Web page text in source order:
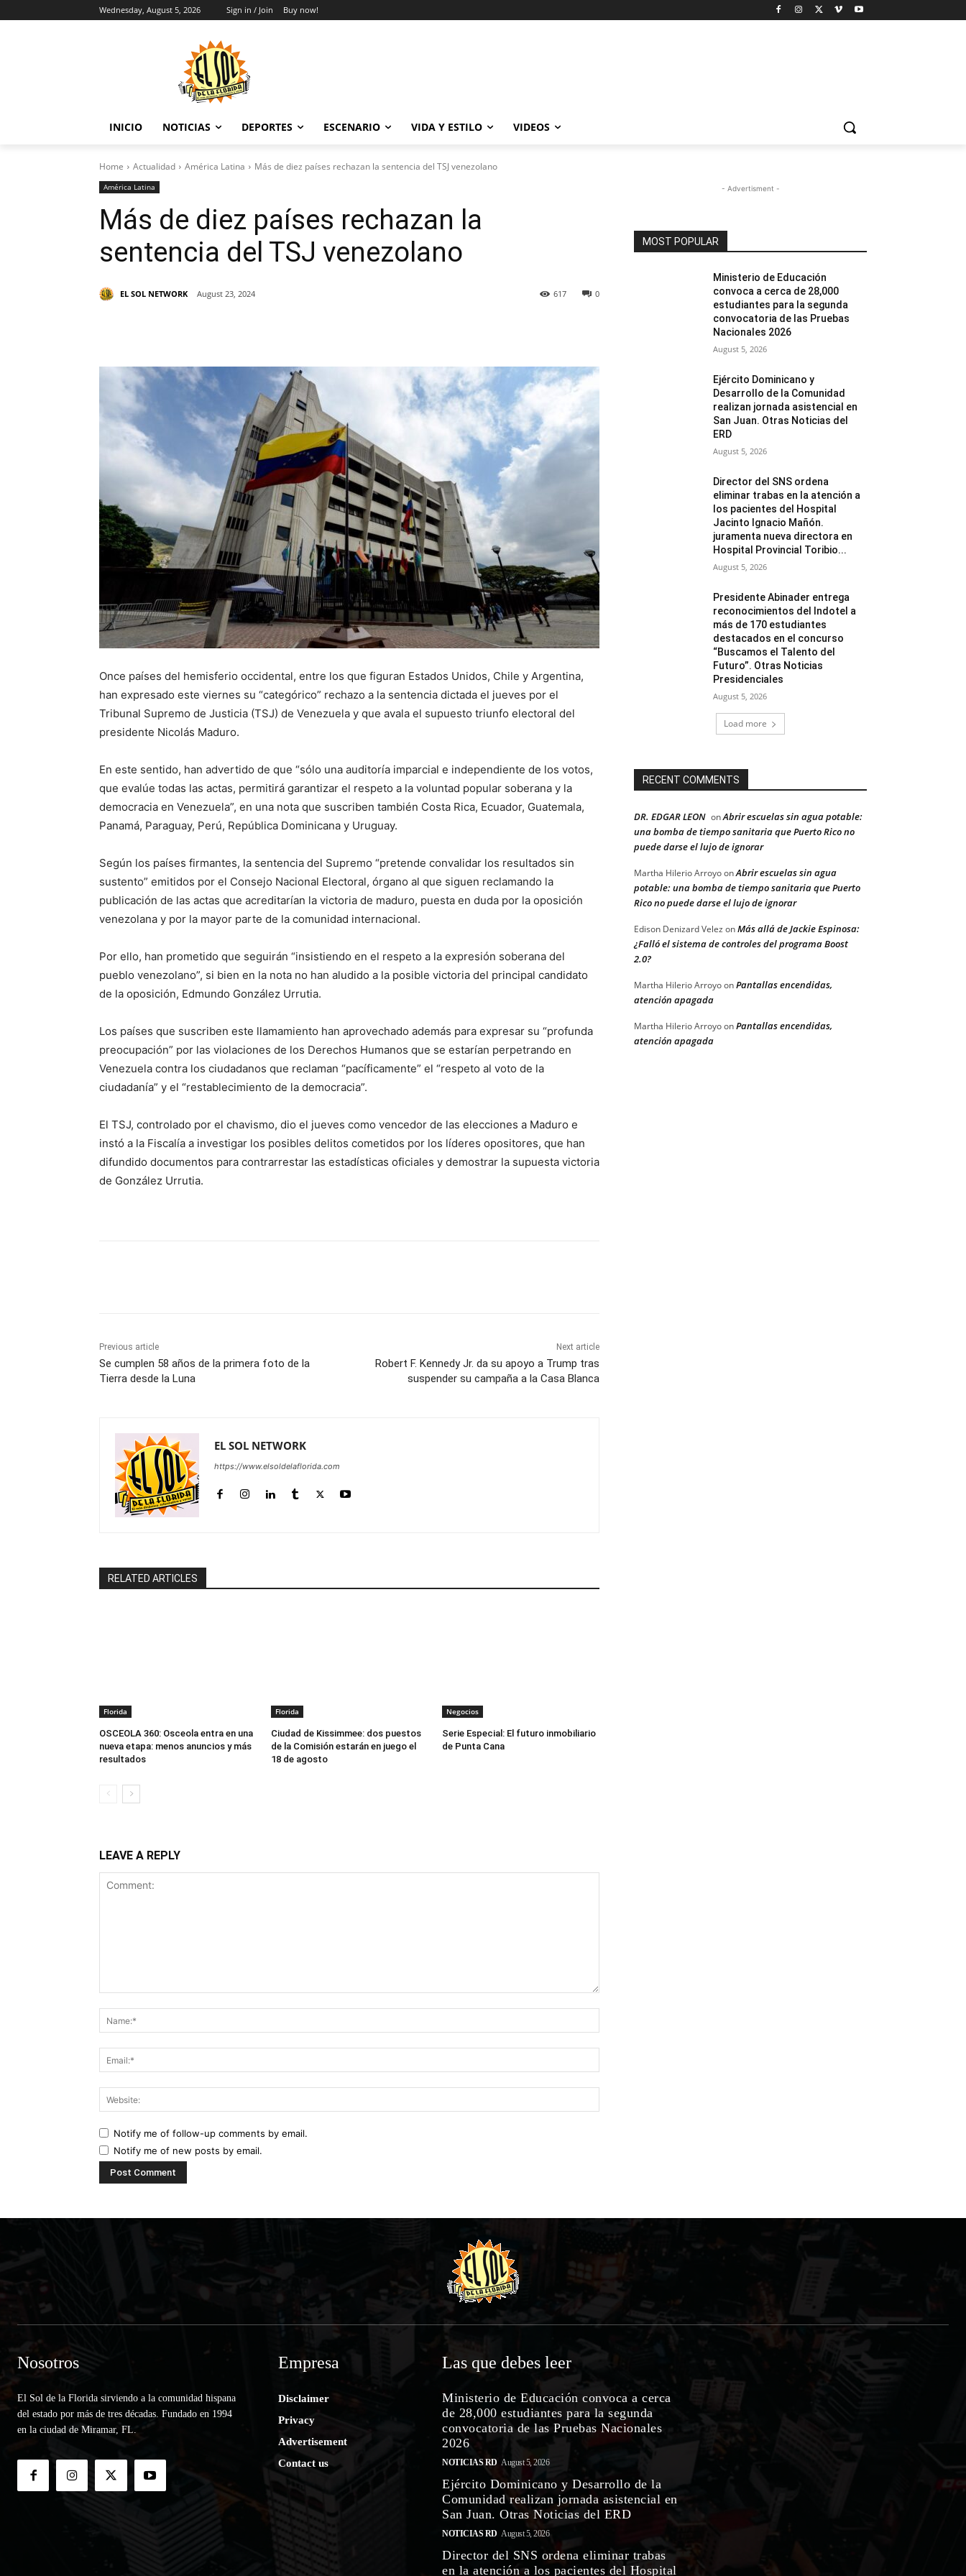
Wednesday, August 5, 2026 Sign in / Join Buy now!
INICIO NOTICIAS DEPORTES ESCENARIO VIDA Y ESTILO VIDEOS
Home Actualidad América Latina Más de diez países rechazan la sentencia del TSJ venezolano
América Latina
Más de diez países rechazan la
sentencia del TSJ venezolano
EL SOL NETWORK August 23, 2024 0
617
Once países del hemisferio occidental, entre los que figuran Estados Unidos, Chile y Argentina,
han expresado este viernes su “categórico” rechazo a la sentencia dictada el jueves por el
Tribunal Supremo de Justicia (TSJ) de Venezuela y que avala el supuesto triunfo electoral del
presidente Nicolás Maduro.
En este sentido, han advertido de que “sólo una auditoría imparcial e independiente de los votos,
que evalúe todas las actas, permitirá garantizar el respeto a la voluntad popular soberana y la
democracia en Venezuela”, en una nota que suscriben también Costa Rica, Ecuador, Guatemala,
Panamá, Paraguay, Perú, República Dominicana y Uruguay.
Según los países firmantes, la sentencia del Supremo “pretende convalidar los resultados sin
sustento” emitidos por el Consejo Nacional Electoral, órgano al que siguen reclamando la
publicación de las actas que acreditarían la victoria de maduro, puesta en duda por la oposición
venezolana y por la mayor parte de la comunidad internacional.
Por ello, han prometido que seguirán “insistiendo en el respeto a la expresión soberana del
pueblo venezolano”, si bien en la nota no han aludido a la posible victoria del principal candidato
de la oposición, Edmundo González Urrutia.
Los países que suscriben este llamamiento han aprovechado además para expresar su “profunda
preocupación” por las violaciones de los Derechos Humanos que se estarían perpetrando en
Venezuela contra los ciudadanos que reclaman “pacíficamente” el “respeto al voto de la
ciudadanía” y el “restablecimiento de la democracia”.
El TSJ, controlado por el chavismo, dio el jueves como vencedor de las elecciones a Maduro e
instó a la Fiscalía a investigar los posibles delitos cometidos por los líderes opositores, que han
difundido documentos para contrarrestar las estadísticas oficiales y demostrar la supuesta victoria
de González Urrutia.
Previous article
Se cumplen 58 años de la primera foto de la
Tierra desde la Luna
Next article
Robert F. Kennedy Jr. da su apoyo a Trump tras
suspender su campaña a la Casa Blanca
EL SOL NETWORK
https://www.elsoldelaflorida.com
RELATED ARTICLES
Florida
OSCEOLA 360: Osceola entra en una
nueva etapa: menos anuncios y más
resultados
Florida
Ciudad de Kissimmee: dos puestos
de la Comisión estarán en juego el
18 de agosto
Negocios
Serie Especial: El futuro inmobiliario
de Punta Cana
LEAVE A REPLY
Notify me of follow-up comments by email.
Notify me of new posts by email.
- Advertisment -
MOST POPULAR
Ministerio de Educación
convoca a cerca de 28,000
estudiantes para la segunda
convocatoria de las Pruebas
Nacionales 2026
August 5, 2026
Ejército Dominicano y
Desarrollo de la Comunidad
realizan jornada asistencial en
San Juan. Otras Noticias del
ERD
August 5, 2026
Director del SNS ordena
eliminar trabas en la atención a
los pacientes del Hospital
Jacinto Ignacio Mañón.
juramenta nueva directora en
Hospital Provincial Toribio...
August 5, 2026
Presidente Abinader entrega
reconocimientos del Indotel a
más de 170 estudiantes
destacados en el concurso
“Buscamos el Talento del
Futuro”. Otras Noticias
Presidenciales
August 5, 2026
Load more
RECENT COMMENTS
DR. EDGAR LEON onAbrir escuelas sin agua potable:
una bomba de tiempo sanitaria que Puerto Rico no
puede darse el lujo de ignorar
Martha Hilerio ArroyoonAbrir escuelas sin agua
potable: una bomba de tiempo sanitaria que Puerto
Rico no puede darse el lujo de ignorar
Edison Denizard Velez onMás allá de Jackie Espinosa:
¿Falló el sistema de controles del programa Boost
2.0?
Martha Hilerio ArroyoonPantallas encendidas,
atención apagada
Martha Hilerio ArroyoonPantallas encendidas,
atención apagada
Nosotros
El Sol de la Florida sirviendo a la comunidad hispana
del estado por más de tres décadas. Fundado en 1994
en la ciudad de Miramar, FL.
Empresa
Disclaimer
Privacy
Advertisement
Contact us
Las que debes leer
Ministerio de Educación convoca a cerca
de 28,000 estudiantes para la segunda
convocatoria de las Pruebas Nacionales
2026
NOTICIAS RD August 5, 2026
Ejército Dominicano y Desarrollo de la
Comunidad realizan jornada asistencial en
San Juan. Otras Noticias del ERD
NOTICIAS RD August 5, 2026
Director del SNS ordena eliminar trabas
en la atención a los pacientes del Hospital